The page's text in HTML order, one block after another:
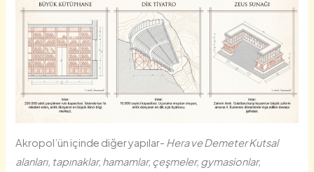
Akropol’ün içinde diğer yapılar- Hera ve Demeter Kutsal
alanları, tapınaklar, hamamlar, çeşmeler, gymasionlar,